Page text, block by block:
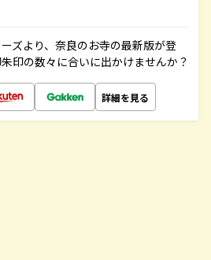
ズより、奈良のお寺の最新版が登
印の数々に合いに出かけませんか？
詳細を見る